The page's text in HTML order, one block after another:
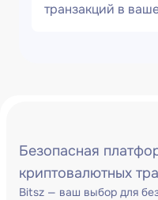
транзакций в
Безопасная
криптовалютных
Bitsz — ваш выбор для